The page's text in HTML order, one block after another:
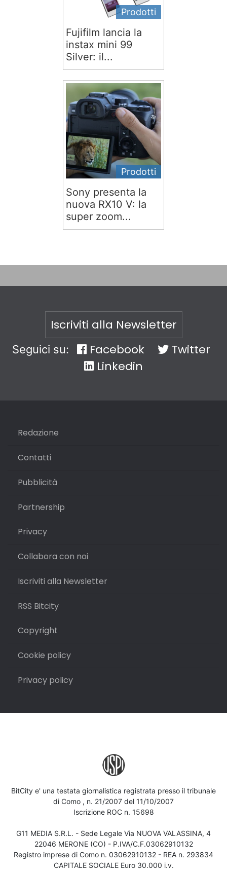
Prodotti
Fujifilm lancia la
instax mini 99
Silver: il...
Prodotti
Sony presenta la
nuova RX10 V: la
super zoom...
Iscriviti alla Newsletter
Seguici su: Facebook
Twitter
Linkedin
Redazione
Contatti
Pubblicità
Partnership
Privacy
Collabora con noi
Iscriviti alla Newsletter
RSS Bitcity
Copyright
Cookie policy
Privacy policy
BitCity e' una testata giornalistica registrata presso il tribunale
di Como , n. 21/2007 del 11/10/2007
Iscrizione ROC n. 15698
G11 MEDIA S.R.L. - Sede Legale Via NUOVA VALASSINA, 4
22046 MERONE (CO) - P.IVA/C.F.03062910132
Registro imprese di Como n. 03062910132 - REA n. 293834
CAPITALE SOCIALE Euro 30.000 i.v.